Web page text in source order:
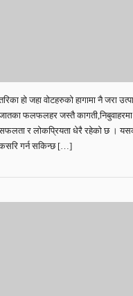
हो जहा वोटहरुको हागामा नै जरा
फलफलहर जस्तै
र लोकप्रियता धेरै रहेको छ ।
गर्न सकिन्छ […]